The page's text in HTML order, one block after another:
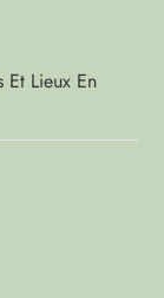
Lieux En